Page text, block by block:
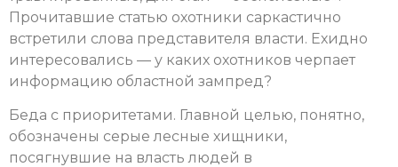
Прочитавшие статью охотники саркастично
встретили слова представителя власти. Ехидно
интересовались — у каких охотников черпает
информацию областной зампред?
Беда с приоритетами. Главной целью, понятно,
обозначены серые лесные хищники,
посягнувшие на власть людей в